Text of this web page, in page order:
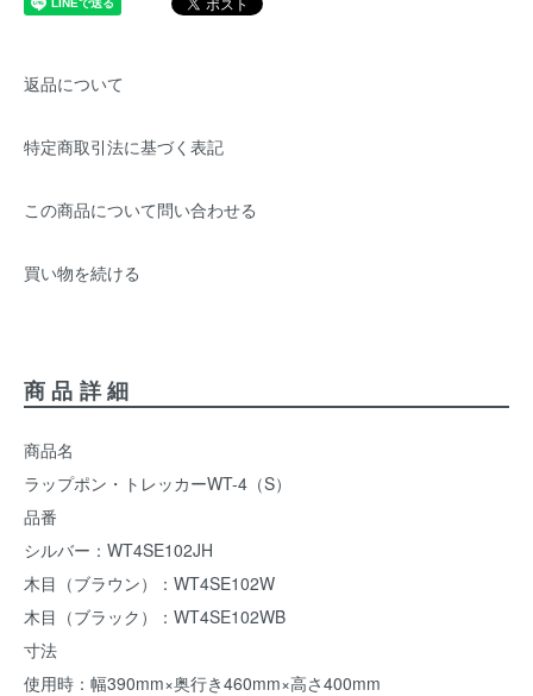
返品について
特定商取引法に基づく表記
この商品について問い合わせる
買い物を続ける
商品詳細
商品名
ラップポン・トレッカーWT-4（S）
品番
シルバー：WT4SE102JH
木目（ブラウン）：WT4SE102W
木目（ブラック）：WT4SE102WB
寸法
使用時：幅390mm×奥行き460mm×高さ400mm